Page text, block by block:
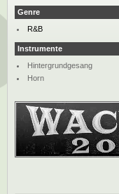
Genre
R&B
Instrumente
Hintergrundgesang
Horn